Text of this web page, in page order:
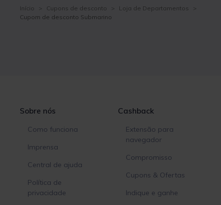
Início > Cupons de desconto > Loja de Departamentos
>
Cupom de desconto Submarino
Sobre nós
Como funciona
Imprensa
Central de ajuda
Política de
privacidade
Cashback
Extensão para
navegador
Compromisso
Cupons & Ofertas
Indique e ganhe